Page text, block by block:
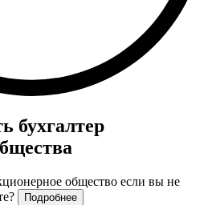
бухгалтер
общество если вы не
Подробнее